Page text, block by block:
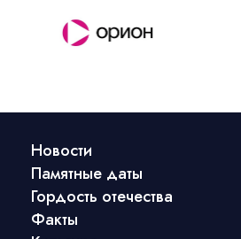
Новости
Памятные даты
Гордость отечества
Факты